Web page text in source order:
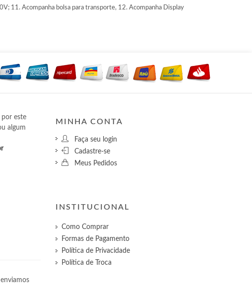
11. Acompanha bolsa para transporte, 12. Acompanha Display
por este
algum
MINHA CONTA
Faça seu login
Cadastre-se
Meus Pedidos
INSTITUCIONAL
Como Comprar
Formas de Pagamento
Política de Privacidade
Política de Troca